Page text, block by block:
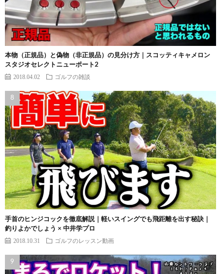
本物（正規品）と偽物（非正規品）の見分け方｜スコッティキャメロン
スタジオセレクトニューポート2
2018.04.02 ゴルフの雑談
手首のヒンジコックを徹底解説｜軽いスイングでも飛距離を出す秘訣｜
釣りよかでしょう × 中井学プロ
2018.10.31 ゴルフのレッスン動画